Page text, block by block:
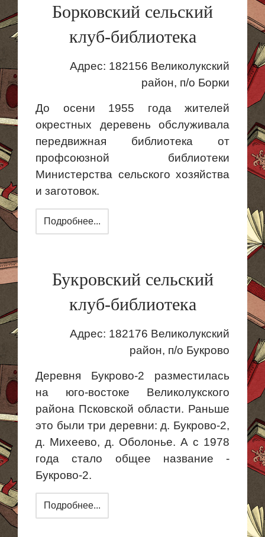
Борковский сельский
клуб-библиотека
Адрес: 182156 Великолукский
район, п/о Борки
До осени 1955 года жителей
окрестных деревень обслуживала
передвижная библиотека от
профсоюзной библиотеки
Министерства сельского хозяйства
и заготовок.
Подробнее...
Букровский сельский
клуб-библиотека
Адрес: 182176 Великолукский
район, п/о Букрово
Деревня Букрово-2 разместилась
на юго-востоке Великолукского
района Псковской области. Раньше
это были три деревни: д. Букрово-2,
д. Михеево, д. Оболонье. А с 1978
года стало общее название -
Букрово-2.
Подробнее...